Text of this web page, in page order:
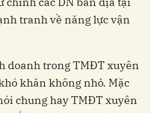
tranh về năng lực vận
doanh trong TMĐT xuyên
khăn không nhỏ. Mặc
chung hay TMĐT xuyên